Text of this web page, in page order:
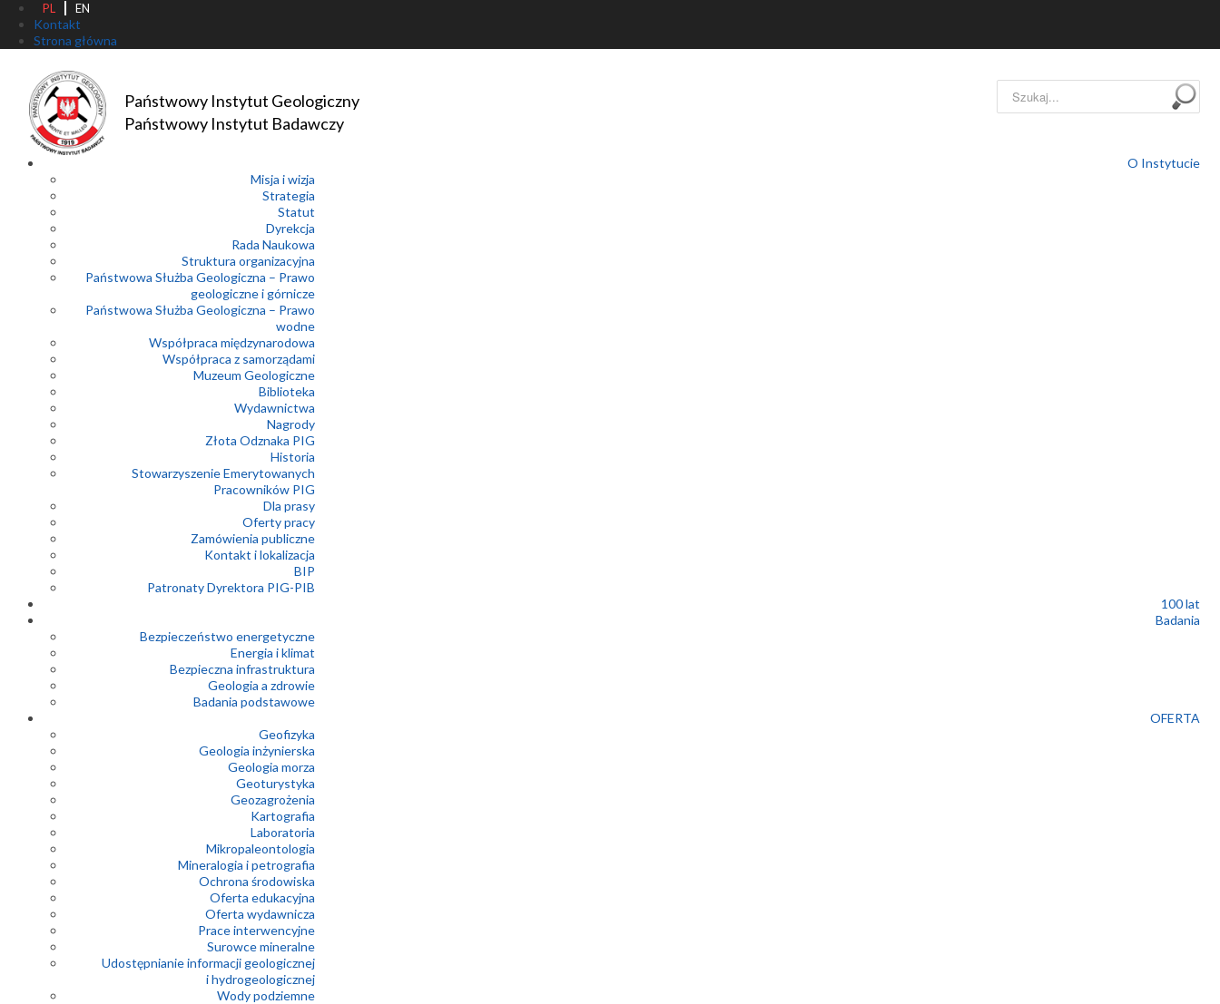
PL EN
Kontakt
Strona główna
Państwowy Instytut Geologiczny
Państwowy Instytut Badawczy
Szukaj...
O Instytucie
Misja i wizja
Strategia
Statut
Dyrekcja
Rada Naukowa
Struktura organizacyjna
Państwowa Służba Geologiczna – Prawo
geologiczne i górnicze
Państwowa Służba Geologiczna – Prawo
wodne
Współpraca międzynarodowa
Współpraca z samorządami
Muzeum Geologiczne
Biblioteka
Wydawnictwa
Nagrody
Złota Odznaka PIG
Historia
Stowarzyszenie Emerytowanych
Pracowników PIG
Dla prasy
Oferty pracy
Zamówienia publiczne
Kontakt i lokalizacja
BIP
Patronaty Dyrektora PIG-PIB
100 lat
Badania
Bezpieczeństwo energetyczne
Energia i klimat
Bezpieczna infrastruktura
Geologia a zdrowie
Badania podstawowe
OFERTA
Geofizyka
Geologia inżynierska
Geologia morza
Geoturystyka
Geozagrożenia
Kartografia
Laboratoria
Mikropaleontologia
Mineralogia i petrografia
Ochrona środowiska
Oferta edukacyjna
Oferta wydawnicza
Prace interwencyjne
Surowce mineralne
Udostępnianie informacji geologicznej
i hydrogeologicznej
Wody podziemne